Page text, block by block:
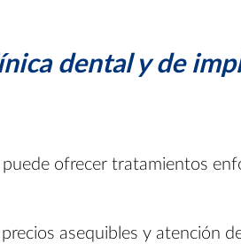
dental y de
ofrecer tratamientos
asequibles y atención